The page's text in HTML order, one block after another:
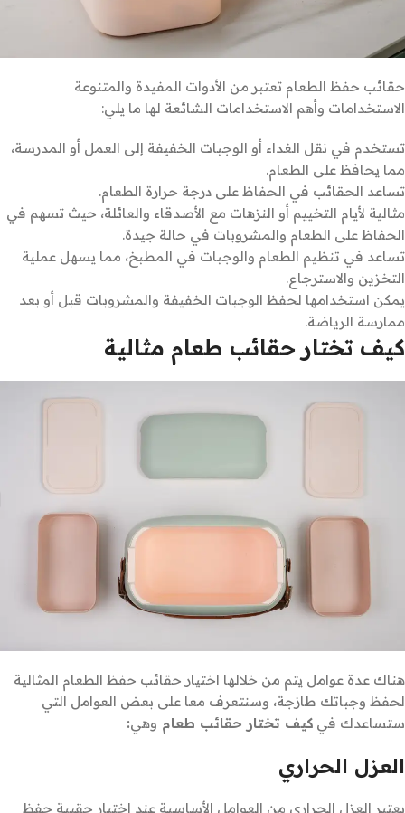
حقائب حفظ الطعام تعتبر من الأدوات المفيدة والمتنوعة
الاستخدامات وأهم الاستخدامات الشائعة لها ما يلي:
تستخدم في نقل الغداء أو الوجبات الخفيفة إلى العمل أو المدرسة،
مما يحافظ على الطعام.
تساعد الحقائب في الحفاظ على درجة حرارة الطعام.
مثالية لأيام التخييم أو النزهات مع الأصدقاء والعائلة، حيث تسهم في
الحفاظ على الطعام والمشروبات في حالة جيدة.
تساعد في تنظيم الطعام والوجبات في المطبخ، مما يسهل عملية
التخزين والاسترجاع.
يمكن استخدامها لحفظ الوجبات الخفيفة والمشروبات قبل أو بعد
ممارسة الرياضة.
كيف تختار حقائب طعام مثالية
هناك عدة عوامل يتم من خلالها اختيار حقائب حفظ الطعام المثالية
لحفظ وجباتك طازجة، وسنتعرف معا على بعض العوامل التي
ستساعدك في كيف تختار حقائب طعام وهي:
العزل الحراري
يعتبر العزل الحراري من العوامل الأساسية عند اختيار حقيبة حفظ